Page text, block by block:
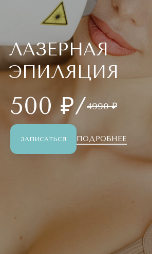
ЛАЗЕРНАЯ
ЭПИЛЯЦИЯ
500 ₽/4990 ₽
ЗАПИСАТЬСЯ ПОДРОБНЕЕ